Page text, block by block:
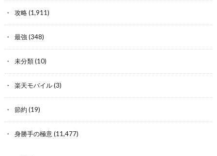
攻略(1,911)
最強 (348)
未分類(10)
楽天モバイル(3)
節約 (19)
身勝手の極意(11,477)